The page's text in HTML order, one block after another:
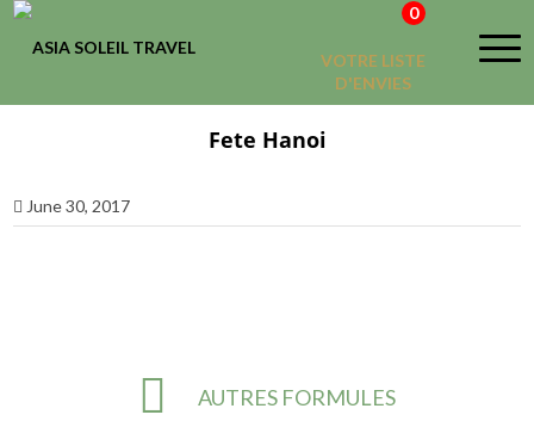
VOTRE LISTE
D'ENVIES
0
Fete Hanoi
June 30, 2017
AUTRES FORMULES